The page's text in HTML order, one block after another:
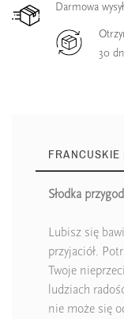
Darmowa
30
Słodka
Lubisz się
przyjaciół.
Twoje
ludziach
nie może się